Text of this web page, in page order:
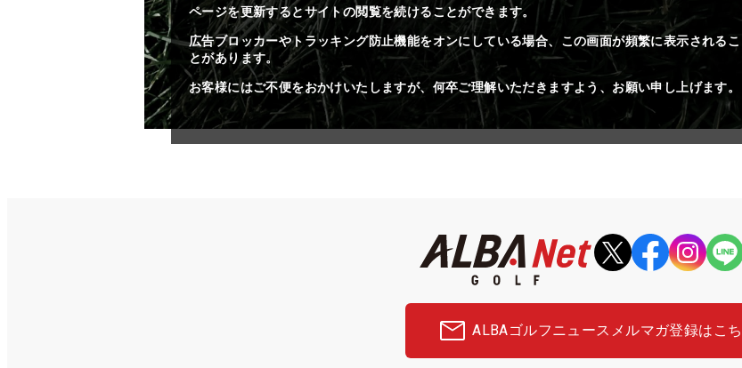
ページを更新するとサイトの閲覧を続けることができます。
広告ブロッカーやトラッキング防止機能をオンにしている場合、この画面が頻繁に表示されるこ
とがあります。
お客様にはご不便をおかけいたしますが、何卒ご理解いただきますよう、お願い申し上げます。
ALBAゴルフニュース メルマガ登録はこ